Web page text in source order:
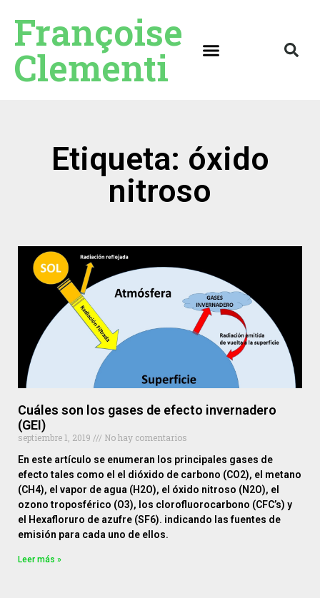
Françoise
Clementi
Etiqueta: óxido
nitroso
Cuáles son los gases de efecto invernadero
(GEI)
septiembre 1, 2019
No hay comentarios
En este artículo se enumeran los principales gases de
efecto tales como el el dióxido de carbono (CO2), el metano
(CH4), el vapor de agua (H2O), el óxido nitroso (N2O), el
ozono troposférico (O3), los clorofluorocarbono (CFC’s) y
el Hexafloruro de azufre (SF6). indicando las fuentes de
emisión para cada uno de ellos.
Leer más »